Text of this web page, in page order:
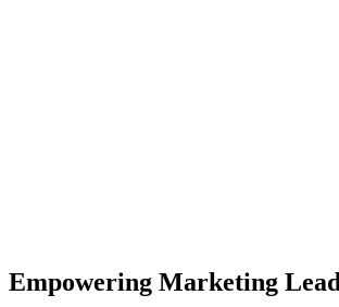
Empowering Marketing